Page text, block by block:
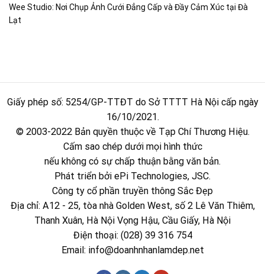
Wee Studio: Nơi Chụp Ảnh Cưới Đẳng Cấp và Đầy Cảm Xúc tại Đà
Lạt
Giấy phép số: 5254/GP-TTĐT do Sở TTTT Hà Nội cấp ngày
16/10/2021.
© 2003-2022 Bản quyền thuộc về Tạp Chí Thương Hiệu.
Cấm sao chép dưới mọi hình thức
nếu không có sự chấp thuận bằng văn bản.
Phát triển bởi ePi Technologies, JSC.
Công ty cổ phần truyền thông Sắc Đẹp
Địa chỉ: A12 - 25, tòa nhà Golden West, số 2 Lê Văn Thiêm,
Thanh Xuân, Hà Nội Vọng Hậu, Cầu Giấy, Hà Nội
Điện thoại: (028) 39 316 754
Email: info@doanhnhanlamdep.net